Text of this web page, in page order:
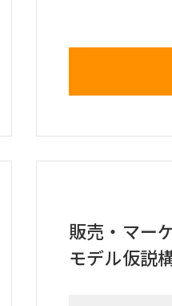
・チーム構成：
販売・マー
モデル仮説